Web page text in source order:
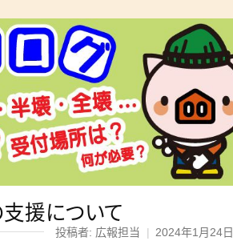
援について
投稿者: 広報担当 | 2024年1月24日